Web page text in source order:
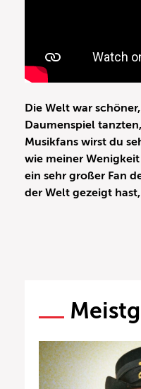
Die Welt war
Daumenspiel
Musikfans wirst du
wie meiner
ein sehr großer Fan
der Welt gezeigt